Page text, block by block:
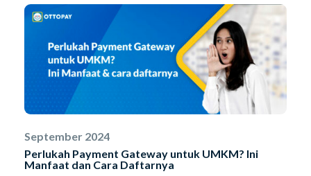
September 2024
Perlukah Payment Gateway untuk UMKM? Ini
Manfaat dan Cara Daftarnya